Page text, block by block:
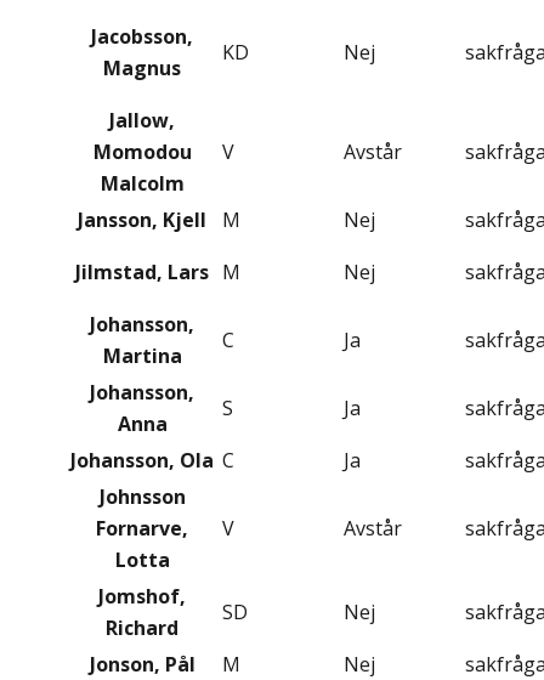
Jacobsson,
Magnus
KD Nej
Jallow,
Momodou
Malcolm
V Avstår
Jansson, Kjell M Nej
Jilmstad, Lars M Nej
Johansson,
Martina
C Ja
Johansson,
Anna
S Ja
Johansson, Ola C Ja
Johnsson
Fornarve,
Lotta
V Avstår
Jomshof,
Richard
SD Nej
Jonson, Pål
M Nej